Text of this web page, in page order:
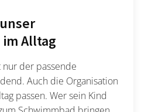
Alltag
der passende
Auch die Organisation
passen. Wer sein Kind